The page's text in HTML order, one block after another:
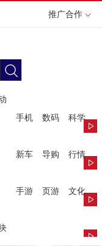
推广合作
手机 数码
科学
新车 导购
行情
手游 页游
文化